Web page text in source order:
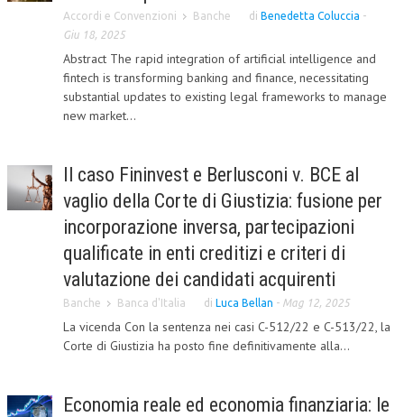
ARCHIVIO EVENTI (FINO AL 2022)
CORSI ENTI TERZI
BOLLETTINO FINANZIAMENTI
TELEGRAM
DOCUMENTI
MANUALI E MONOGRAFIE
TESI DI LAUREA
Accordi e Convenzioni Banche di Benedetta Coluccia -
Giu 18, 2025
Abstract The rapid integration of artificial intelligence and
fintech is transforming banking and finance, necessitating
substantial updates to existing legal frameworks to manage
new market...
Il caso Fininvest e Berlusconi v. BCE al
vaglio della Corte di Giustizia: fusione per
incorporazione inversa, partecipazioni
qualificate in enti creditizi e criteri di
valutazione dei candidati acquirenti
Banche Banca d'Italia di Luca Bellan - Mag 12, 2025
La vicenda Con la sentenza nei casi C-512/22 e C-513/22, la
Corte di Giustizia ha posto fine definitivamente alla...
Economia reale ed economia finanziaria: le